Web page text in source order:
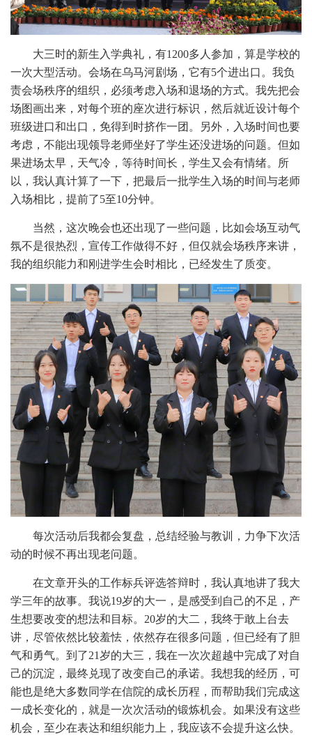
大三时的新生入学典礼，有1200多人参加，算是学校的
一次大型活动。会场在乌马河剧场，它有5个进出口。我负
责会场秩序的组织，必须考虑入场和退场的方式。我先把会
场图画出来，对每个班的座次进行标识，然后就近设计每个
班级进口和出口，免得到时挤作一团。另外，入场时间也要
考虑，不能出现领导老师坐好了学生还没进场的问题。但如
果进场太早，天气冷，等待时间长，学生又会有情绪。所
以，我认真计算了一下，把最后一批学生入场的时间与老师
入场相比，提前了5至10分钟。
当然，这次晚会也还出现了一些问题，比如会场互动气
氛不是很热烈，宣传工作做得不好，但仅就会场秩序来讲，
我的组织能力和刚进学生会时相比，已经发生了质变。
每次活动后我都会复盘，总结经验与教训，力争下次活
动的时候不再出现老问题。
在文章开头的工作标兵评选答辩时，我认真地讲了我大
学三年的故事。我说19岁的大一，是感受到自己的不足，产
生想要改变的想法和目标。20岁的大二，我终于敢上台去
讲，尽管依然比较羞怯，依然存在很多问题，但已经有了胆
气和勇气。到了21岁的大三，我在一次次超越中完成了对自
己的沉淀，最终兑现了改变自己的承诺。我想我的经历，可
能也是绝大多数同学在信院的成长历程，而帮助我们完成这
一成长变化的，就是一次次活动的锻炼机会。如果没有这些
机会，至少在表达和组织能力上，我应该不会提升这么快。